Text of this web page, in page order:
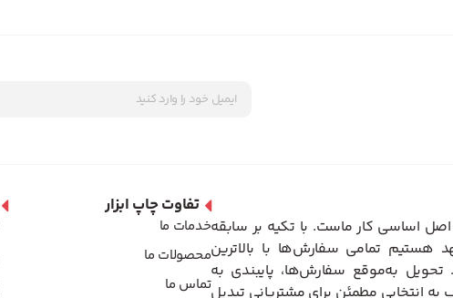
اساسی کار ماست. با تکیه بر سابقه
هستیم تمامی سفارش‌ها با بالاترین
به‌موقع سفارش‌ها، پایبندی به
انتخابی مطمئن برای مشتریانی تبدیل
تفاوت چاپ ابزار
خدمات ما
محصولات ما
تماس ما